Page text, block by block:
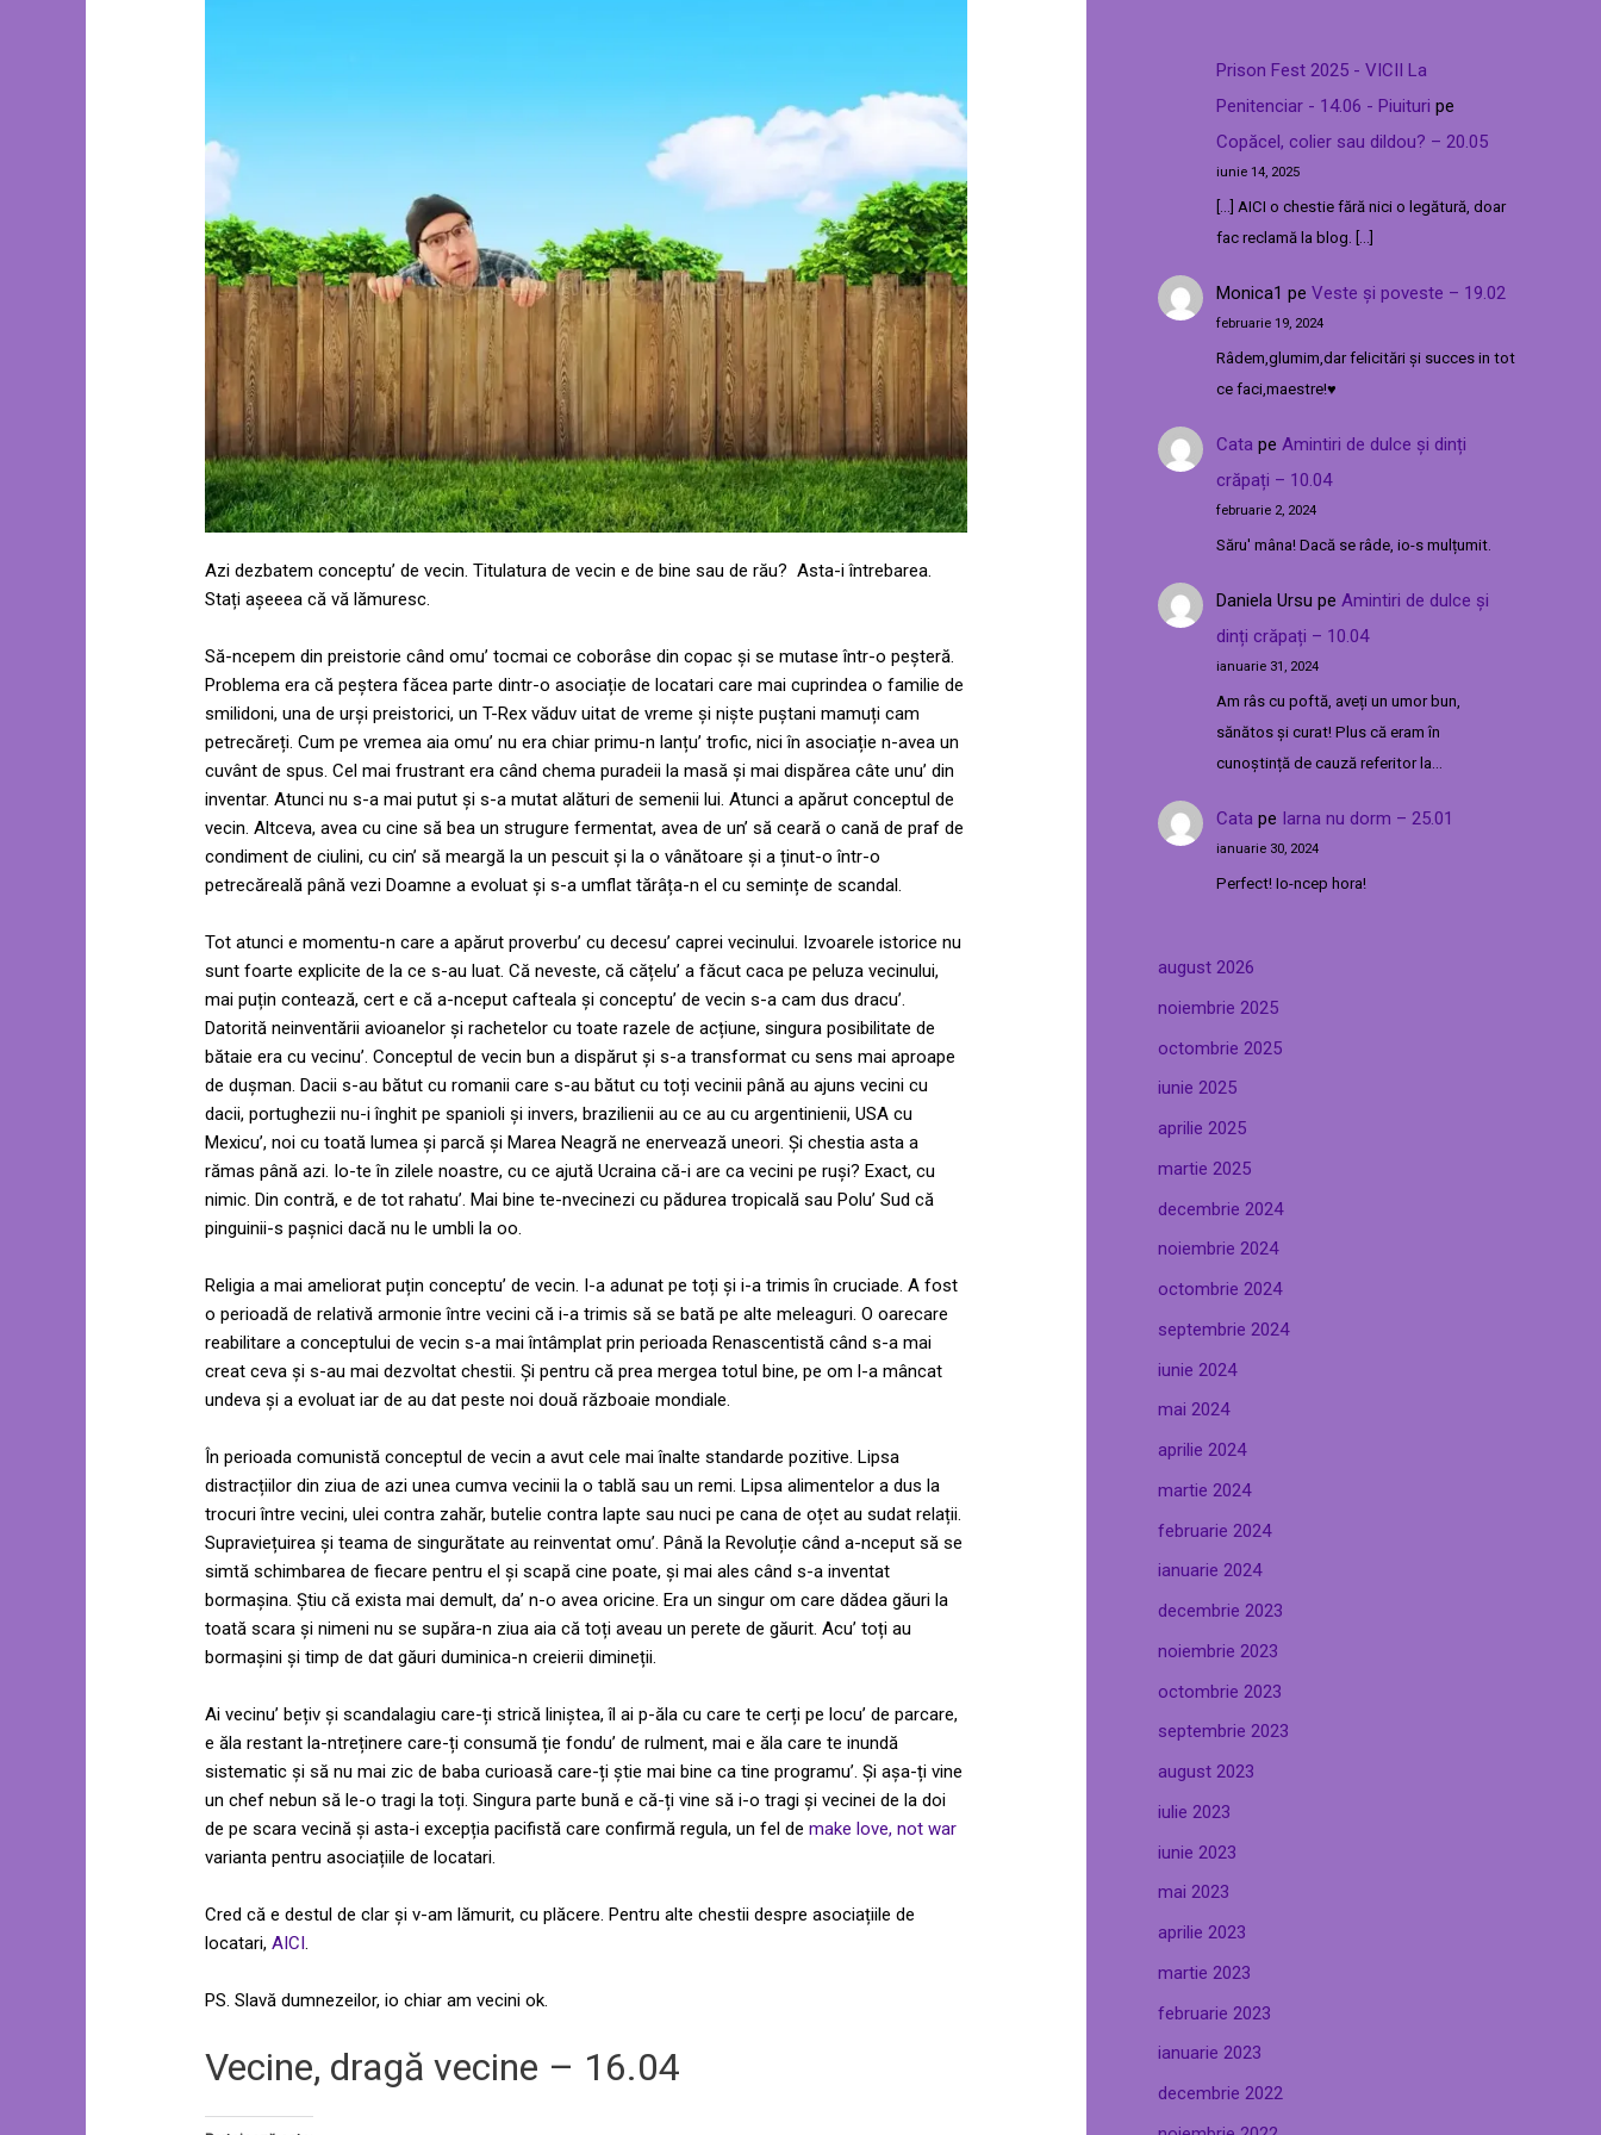
Azi dezbatem conceptu’ de vecin. Titulatura de vecin e de bine sau de rău? Asta-i întrebarea.
Stați așeeea că vă lămuresc.
Să-ncepem din preistorie când omu’ tocmai ce coborâse din copac și se mutase într-o peșteră.
Problema era că peștera făcea parte dintr-o asociație de locatari care mai cuprindea o familie de
smilidoni, una de urși preistorici, un T-Rex văduv uitat de vreme și niște puștani mamuți cam
petrecăreți. Cum pe vremea aia omu’ nu era chiar primu-n lanțu’ trofic, nici în asociație n-avea un
cuvânt de spus. Cel mai frustrant era când chema puradeii la masă și mai dispărea câte unu’ din
inventar. Atunci nu s-a mai putut și s-a mutat alături de semenii lui. Atunci a apărut conceptul de
vecin. Altceva, avea cu cine să bea un strugure fermentat, avea de un’ să ceară o cană de praf de
condiment de ciulini, cu cin’ să meargă la un pescuit și la o vânătoare și a ținut-o într-o
petrecăreală până vezi Doamne a evoluat și s-a umflat tărâța-n el cu semințe de scandal.
Tot atunci e momentu-n care a apărut proverbu’ cu decesu’ caprei vecinului. Izvoarele istorice nu
sunt foarte explicite de la ce s-au luat. Că neveste, că cățelu’ a făcut caca pe peluza vecinului,
mai puțin contează, cert e că a-nceput cafteala și conceptu’ de vecin s-a cam dus dracu’.
Datorită neinventării avioanelor și rachetelor cu toate razele de acțiune, singura posibilitate de
bătaie era cu vecinu’. Conceptul de vecin bun a dispărut și s-a transformat cu sens mai aproape
de dușman. Dacii s-au bătut cu romanii care s-au bătut cu toți vecinii până au ajuns vecini cu
dacii, portughezii nu-i înghit pe spanioli și invers, brazilienii au ce au cu argentinienii, USA cu
Mexicu’, noi cu toată lumea și parcă și Marea Neagră ne enervează uneori. Și chestia asta a
rămas până azi. Io-te în zilele noastre, cu ce ajută Ucraina că-i are ca vecini pe ruși? Exact, cu
nimic. Din contră, e de tot rahatu’. Mai bine te-nvecinezi cu pădurea tropicală sau Polu’ Sud că
pinguinii-s pașnici dacă nu le umbli la oo.
Religia a mai ameliorat puțin conceptu’ de vecin. I-a adunat pe toți și i-a trimis în cruciade. A fost
o perioadă de relativă armonie între vecini că i-a trimis să se bată pe alte meleaguri. O oarecare
reabilitare a conceptului de vecin s-a mai întâmplat prin perioada Renascentistă când s-a mai
creat ceva și s-au mai dezvoltat chestii. Și pentru că prea mergea totul bine, pe om l-a mâncat
undeva și a evoluat iar de au dat peste noi două războaie mondiale.
În perioada comunistă conceptul de vecin a avut cele mai înalte standarde pozitive. Lipsa
distracțiilor din ziua de azi unea cumva vecinii la o tablă sau un remi. Lipsa alimentelor a dus la
trocuri între vecini, ulei contra zahăr, butelie contra lapte sau nuci pe cana de oțet au sudat relații.
Supraviețuirea și teama de singurătate au reinventat omu’. Până la Revoluție când a-nceput să se
simtă schimbarea de fiecare pentru el și scapă cine poate, și mai ales când s-a inventat
bormașina. Știu că exista mai demult, da’ n-o avea oricine. Era un singur om care dădea găuri la
toată scara și nimeni nu se supăra-n ziua aia că toți aveau un perete de găurit. Acu’ toți au
bormașini și timp de dat găuri duminica-n creierii dimineții.
Ai vecinu’ bețiv și scandalagiu care-ți strică liniștea, îl ai p-ăla cu care te cerți pe locu’ de parcare,
e ăla restant la-ntreținere care-ți consumă ție fondu’ de rulment, mai e ăla care te inundă
sistematic și să nu mai zic de baba curioasă care-ți știe mai bine ca tine programu’. Și așa-ți vine
un chef nebun să le-o tragi la toți. Singura parte bună e că-ți vine să i-o tragi și vecinei de la doi
de pe scara vecină și asta-i excepția pacifistă care confirmă regula, un fel demake love, not war
varianta pentru asociațiile de locatari.
Cred că e destul de clar și v-am lămurit, cu plăcere. Pentru alte chestii despre asociațiile de
locatari,AICI.
PS. Slavă dumnezeilor, io chiar am vecini ok.
Vecine, dragă vecine – 16.04
Prison Fest 2025 - VICII La
Penitenciar - 14.06 - Piuituri pe
Copăcel, colier sau dildou? – 20.05
iunie 14, 2025
[…] AICI o chestie fără nici o legătură, doar
fac reclamă la blog. […]
Monica1 pe Veste și poveste – 19.02
februarie 19, 2024
Râdem,glumim,dar felicitări și succes in tot
ce faci,maestre!♥️
Cata pe Amintiri de dulce și dinți
crăpați – 10.04
februarie 2, 2024
Săru' mâna! Dacă se râde, io-s mulțumit.
Daniela Ursu pe Amintiri de dulce și
dinți crăpați – 10.04
ianuarie 31, 2024
Am râs cu poftă, aveți un umor bun,
sănătos și curat! Plus că eram în
cunoștință de cauză referitor la…
Cata pe Iarna nu dorm – 25.01
ianuarie 30, 2024
Perfect! Io-ncep hora!
august 2026
noiembrie 2025
octombrie 2025
iunie 2025
aprilie 2025
martie 2025
decembrie 2024
noiembrie 2024
octombrie 2024
septembrie 2024
iunie 2024
mai 2024
aprilie 2024
martie 2024
februarie 2024
ianuarie 2024
decembrie 2023
noiembrie 2023
octombrie 2023
septembrie 2023
august 2023
iulie 2023
iunie 2023
mai 2023
aprilie 2023
martie 2023
februarie 2023
ianuarie 2023
decembrie 2022